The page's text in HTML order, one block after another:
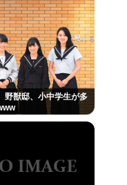
に対してはよく調
論してるよな
のこと”を僕の口か
できぬ悔しさ」
ードかをわかりや
何で燃えたか忘れ
野獣邸、小中学生が多